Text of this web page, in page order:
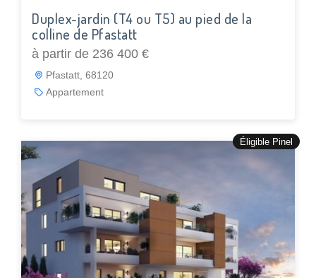
Duplex-jardin (T4 ou T5) au pied de la
colline de Pfastatt
à partir de 236 400 €
Pfastatt, 68120
Appartement
Éligible Pinel